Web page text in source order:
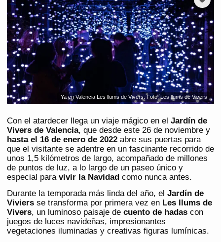
Ya en Valencia Les llums de Vivers. Foto: Les llums de Vivers
Con el atardecer llega un viaje mágico en el Jardín de
Vivers de Valencia, que desde este 26 de noviembre y
hasta el 16 de enero de 2022 abre sus puertas para
que el visitante se adentre en un fascinante recorrido de
unos 1,5 kilómetros de largo, acompañado de millones
de puntos de luz, a lo largo de un paseo único y
especial para vivir la Navidad como nunca antes.
Durante la temporada más linda del año, el Jardín de
Viviers se transforma por primera vez en Les llums de
Vivers, un luminoso paisaje de cuento de hadas con
juegos de luces navideñas, impresionantes
vegetaciones iluminadas y creativas figuras lumínicas.